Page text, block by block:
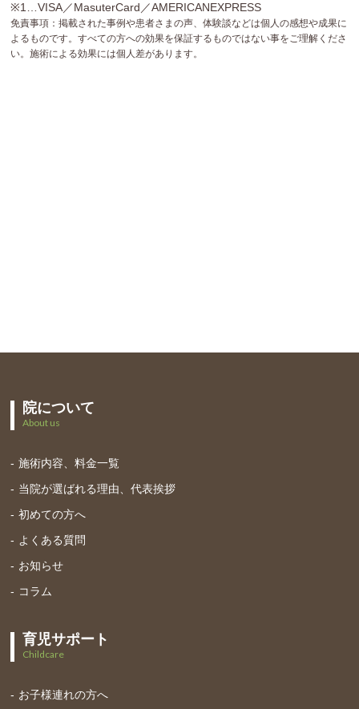
※1…VISA／MasuterCard／AMERICANEXPRESS
免責事項：掲載された事例や患者さまの声、体験談などは個人の感想や成果に
よるものです。すべての方への効果を保証するものではない事をご理解くださ
い。施術による効果には個人差があります。
院について
About us
施術内容、料金一覧
当院が選ばれる理由、代表挨拶
初めての方へ
よくある質問
お知らせ
コラム
育児サポート
Childcare
お子様連れの方へ